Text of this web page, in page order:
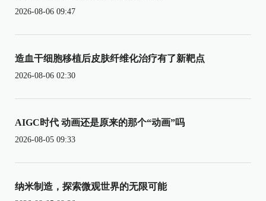
2026-08-06 09:47
造血干细胞移植后皮肤纤维化治疗有了新靶点
2026-08-06 02:30
AIGC时代 动画还是原来的那个“动画”吗
2026-08-05 09:33
纳米制造，探索微观世界的无限可能